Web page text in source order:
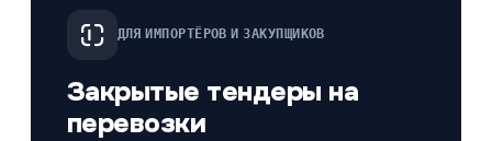
ДЛЯ ИМПОРТЁРОВ И ЗАКУПЩИКОВ
Закрытые тендеры на
перевозки